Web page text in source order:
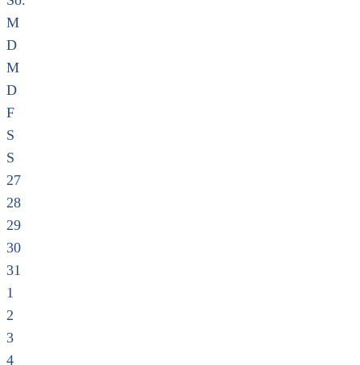
M
D
M
D
F
S
S
27
28
29
30
31
1
2
3
4